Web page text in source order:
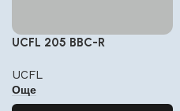
UCFL 205 BBC-R
UCFL
Още